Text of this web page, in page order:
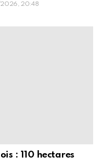
20:48
: 110 hectares